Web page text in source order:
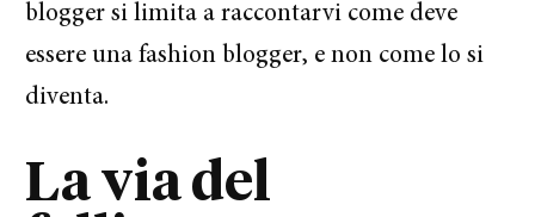
blogger si limita a raccontarvi come deve
essere una fashion blogger, e non come lo si
diventa.
La via del